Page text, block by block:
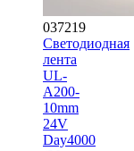
037219
Светодиодная
лента
UL-
A200-
10mm
24V
Day4000